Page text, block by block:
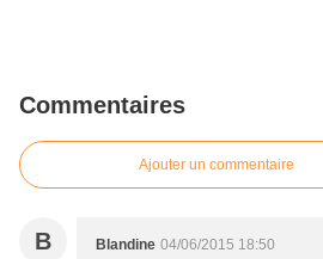
Commentaires
Ajouter un commentaire
B Blandine 04/06/2015 18:50